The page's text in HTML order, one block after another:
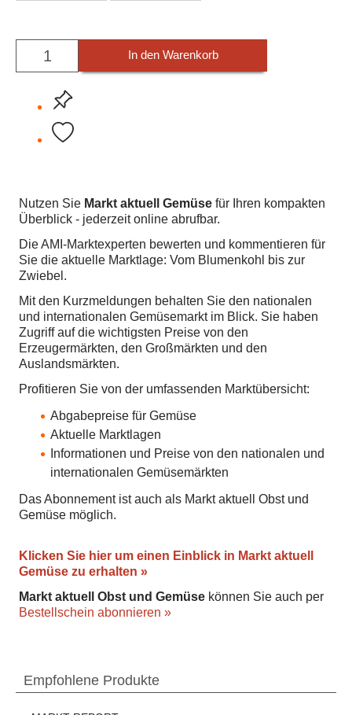
In den Warenkorb
Nutzen Sie Markt aktuell Gemüse für Ihren kompakten
Überblick - jederzeit online abrufbar.
Die AMI-Marktexperten bewerten und kommentieren für
Sie die aktuelle Marktlage: Vom Blumenkohl bis zur
Zwiebel.
Mit den Kurzmeldungen behalten Sie den nationalen
und internationalen Gemüsemarkt im Blick. Sie haben
Zugriff auf die wichtigsten Preise von den
Erzeugermärkten, den Großmärkten und den
Auslandsmärkten.
Profitieren Sie von der umfassenden Marktübersicht:
Abgabepreise für Gemüse
Aktuelle Marktlagen
Informationen und Preise von den nationalen und
internationalen Gemüsemärkten
Das Abonnement ist auch als Markt aktuell Obst und
Gemüse möglich.
Klicken Sie hier um einen Einblick in Markt aktuell
Gemüse zu erhalten »
Markt aktuell Obst und Gemüse können Sie auch per
Bestellschein abonnieren »
Empfohlene Produkte